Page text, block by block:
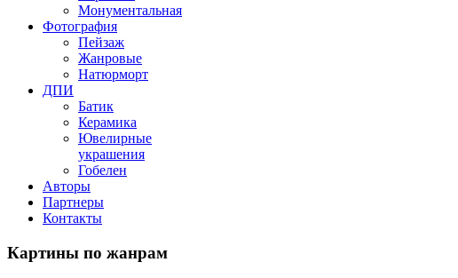
Монументальная
Фотография
Пейзаж
Жанровые
Натюрморт
ДПИ
Батик
Керамика
Ювелирные
украшения
Гобелен
Авторы
Партнеры
Контакты
Картины по жанрам